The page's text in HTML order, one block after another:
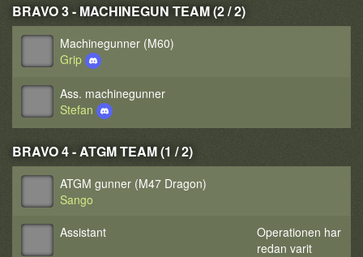
BRAVO 3 - MACHINEGUN TEAM (2 / 2)
Machinegunner (M60)
Grip
Ass. machinegunner
Stefan
BRAVO 4 - ATGM TEAM (1 / 2)
ATGM gunner (M47 Dragon)
Sango
Assistant
Operationen har
redan varit